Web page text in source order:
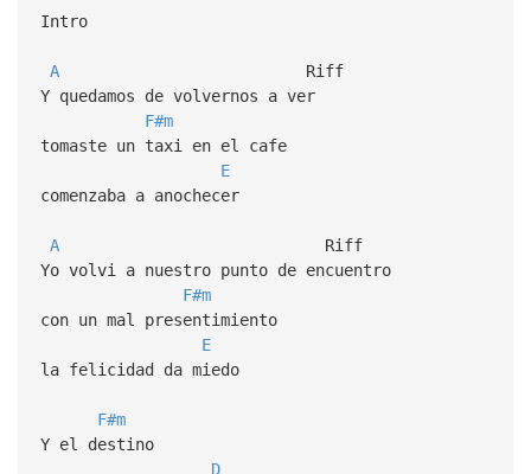
Intro
ARiff
Y quedamos de volvernos a ver
F#m
tomaste un taxi en el cafe
E
comenzaba a anochecer
ARiff
Yo volvi a nuestro punto de encuentro
F#m
con un mal presentimiento
E
la felicidad da miedo
F#m
Y el destino
D